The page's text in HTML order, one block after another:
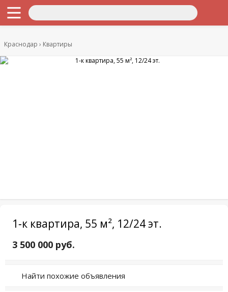
Краснодар Квартиры
1-к квартира, 55 м², 12/24 эт.
3 500 000 руб.
Найти похожие объявления